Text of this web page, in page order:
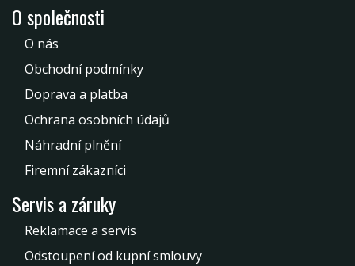
O společnosti
O nás
Obchodní podmínky
Doprava a platba
Ochrana osobních údajů
Náhradní plnění
Firemní zákazníci
Servis a záruky
Reklamace a servis
Odstoupení od kupní smlouvy